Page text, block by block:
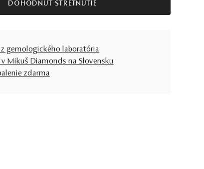
DOHODNÚŤ STRETNUTIE
gemologického laboratória
v Mikuš Diamonds na Slovensku
zdarma